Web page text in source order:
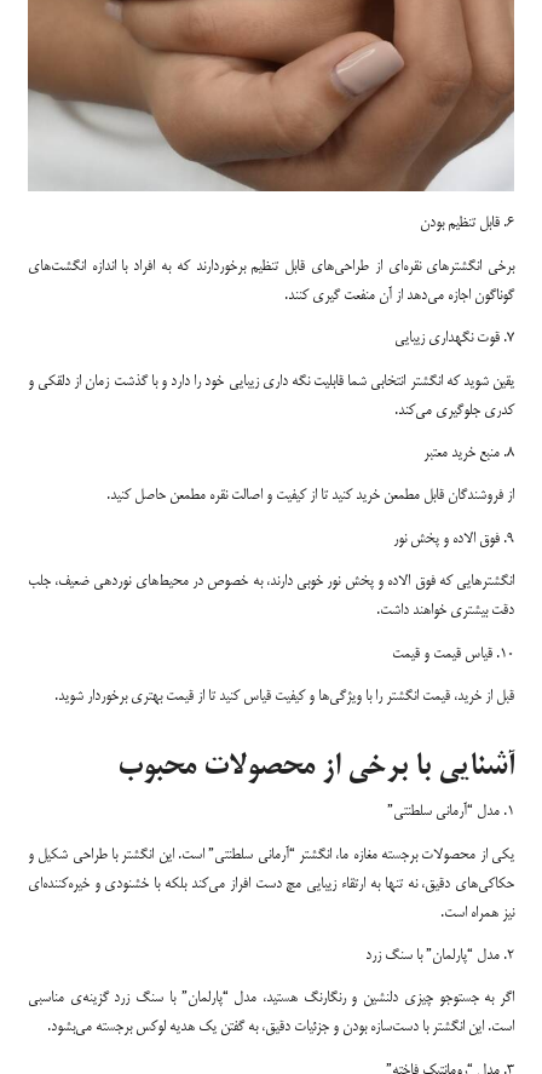
6. قابل تنظیم بودن
برخی انگشترهای نقره‌ای از طراحی‌های قابل تنظیم برخوردارند که به افراد با اندازه انگشت‌های
گوناگون اجازه می‌دهد از آن منفعت گیری کنند.
7. قوت نگهداری زیبایی
یقین شوید که انگشتر انتخابی شما قابلیت نگه داری زیبایی خود را دارد و با گذشت زمان از دلقکی و
کدری جلوگیری می‌کند.
8. منبع خرید معتبر
از فروشندگان قابل مطمعن خرید کنید تا از کیفیت و اصالت نقره مطمعن حاصل کنید.
9. فوق الاده و پخش نور
انگشترهایی که فوق الاده و پخش نور خوبی دارند، به خصوص در محیط‌های نوردهی ضعیف، جلب
دقت بیشتری خواهند داشت.
10. قیاس قیمت و قیمت
قبل از خرید، قیمت انگشتر را با ویژگی‌ها و کیفیت قیاس کنید تا از قیمت بهتری برخوردار شوید.
آشنایی با برخی از محصولات محبوب
1. مدل “آرمانی سلطنتی”
یکی از محصولات برجسته مغازه ما، انگشتر “آرمانی سلطنتی” است. این انگشتر با طراحی شکیل و
حکاکی‌های دقیق، نه تنها به ارتقاء زیبایی مچ دست افراز می‌کند بلکه با خشنودی و خیره‌کننده‌ای
نیز همراه است.
2. مدل “پارلمان” با سنگ زرد
اگر به جستوجو چیزی دلنشین و رنگارنگ هستید، مدل “پارلمان” با سنگ زرد گزینه‌ی مناسبی
است. این انگشتر با دست‌سازه بودن و جزئیات دقیق، به گفتن یک هدیه لوکس برجسته می‌بشود.